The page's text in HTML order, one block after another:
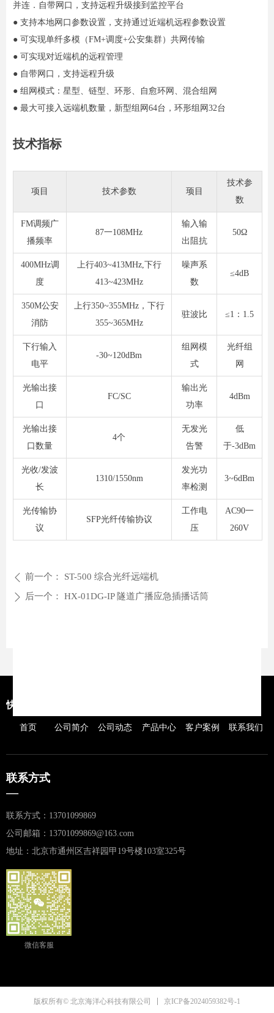
并连．自带网口，支持远程升级接到监控平台
● 支持本地网口参数设置，支持通过近端机远程参数设置
● 可实现单纤多模（FM+调度+公安集群）共网传输
● 可实现对近端机的远程管理
● 自带网口，支持远程升级
● 组网模式：星型、链型、环形、自愈环网、混合组网
● 最大可接入远端机数量，新型组网64台，环形组网32台
技术指标
项目 技术参数 顼目
技术参
数
FM调频广
播频率
87一108MHz
输入输
出阻抗
50Ω
400MHz调
度
上行403~413MHz,下行
413~423MHz
噪声系
数
≤4dB
350M公安
消防
上行350~355MHz，下行
355~365MHz
驻波比 ≤1：1.5
下行输入
电平
-30~120dBm
组网模
式
光纤组
网
光输出接
口
FC/SC
输出光
功率
4dBm
光输出接
口数量
4个
无发光
告警
低
于-3dBm
光收/发波
长
1310/1550nm
发光功
率检测
3~6dBm
光传输协
议
SFP光纤传输协议
工作电
压
AC90一
260V
ꄴ 前一个： ST-500 综合光纤远端机
ꄲ 后一个： HX-01DG-IP 隧道广播应急插播话筒
快捷导航
首页 公司简介 公司动态 产品中心 客户案例 联系我们
联系方式
—
联系方式：13701099869
公司邮箱：13701099869@163.com
地址：北京市通州区吉祥园甲19号楼103室325号
微信客服
版权所有© 北京海洋心科技有限公司 京ICP备2024059382号-1